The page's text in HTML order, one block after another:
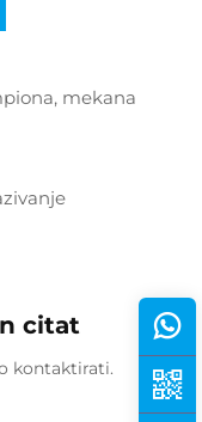
mekana
citat
kontaktirati.